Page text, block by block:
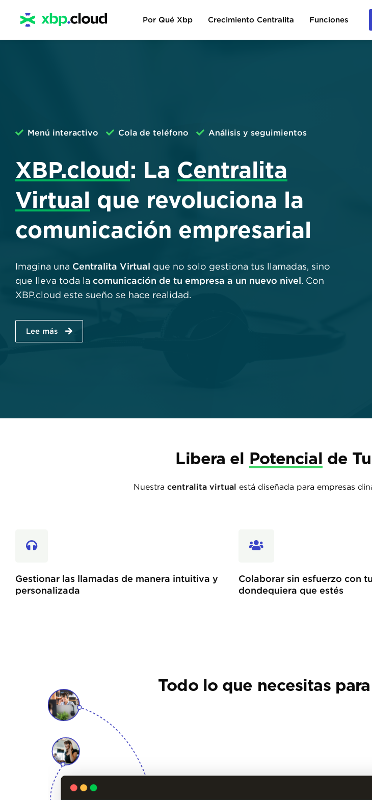
Por Qué Xbp Crecimiento Centralita Funciones
Menú interactivo Cola de teléfono Análisis y seguimientos
XBP.cloud : La Centralita
Virtual
que revoluciona la
comunicación empresarial
Imagina una Centralita Virtual que no solo gestiona tus llamadas, sino
que lleva toda la comunicación de tu empresa a un nuevo nivel. Con
XBP.cloud este sueño se hace realidad.
Lee más
Libera el Potencial de Tu
Nuestra centralita virtual está diseñada para empresas
Gestionar las llamadas de manera intuitiva y
personalizada
Colaborar sin esfuerzo con
dondequiera que estés
Todo lo que necesitas